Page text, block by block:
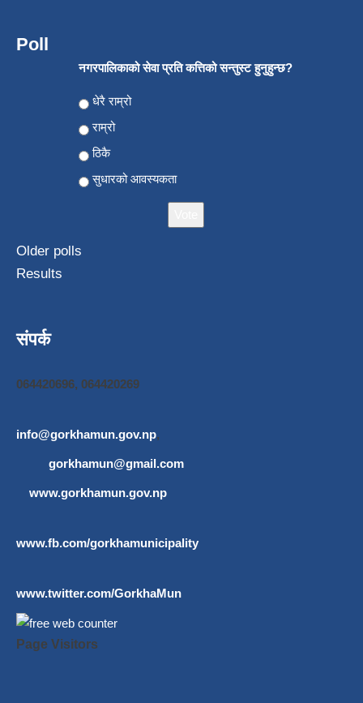
Poll
नगरपालिकाको सेवा प्रति कत्तिको सन्तुस्ट हुनुहुन्छ?
Choices
धेरै राम्रो
राम्रो
ठिकै
सुधारको आवस्यकता
Older polls
Results
संपर्क
064420696, 064420269
info@gorkhamun.gov.np,
gorkhamun@gmail.com
www.gorkhamun.gov.np
www.fb.com/gorkhamunicipality
www.twitter.com/GorkhaMun
Page Visitors